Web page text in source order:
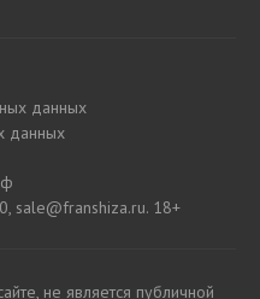
данных
данных
18+
не является публичной